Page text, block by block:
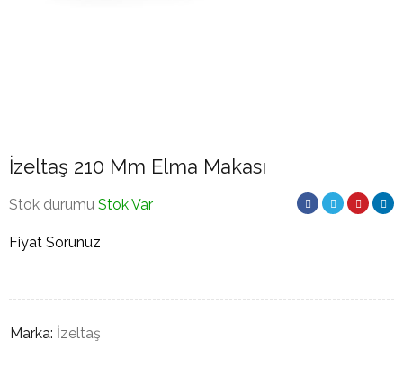
İzeltaş 210 Mm Elma Makası
Stok durumu Stok Var
Fiyat Sorunuz
Marka: İzeltaş